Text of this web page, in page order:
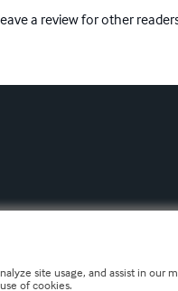
a review for other
site usage, and assist in our
of cookies.